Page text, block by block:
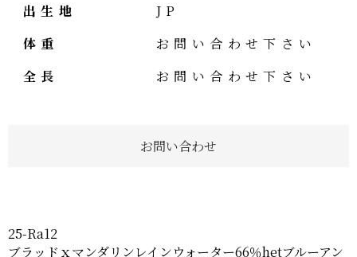
出生地
JP
体重
お問い合わせ下さい
全長
お問い合わせ下さい
お問い合わせ
25-Ra12
ブラッドｘマンダリンレインウォーター66％hetブルーアン